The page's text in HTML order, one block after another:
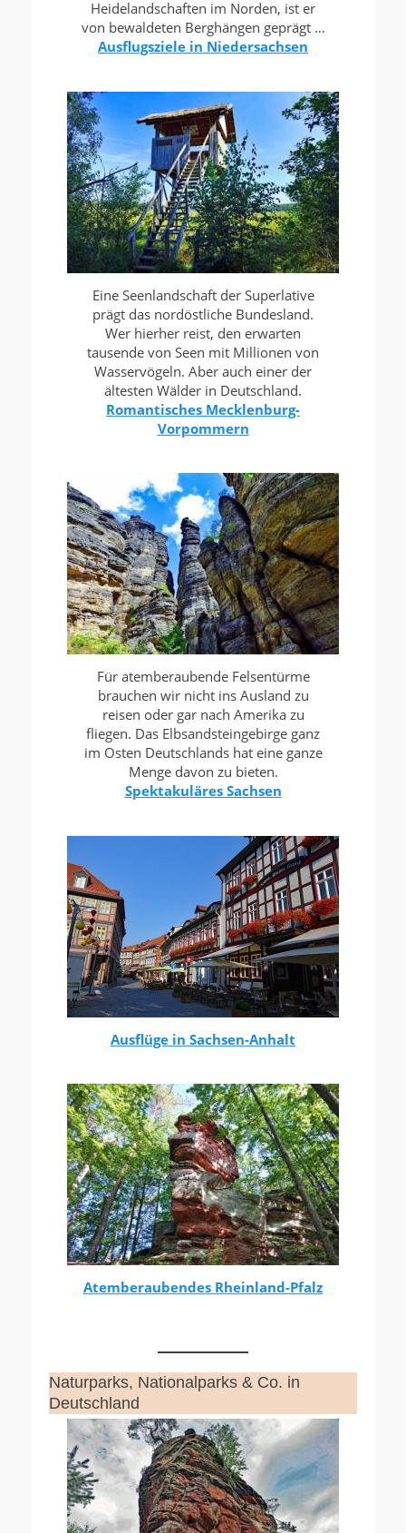
Heidelandschaften im Norden, ist er
von bewaldeten Berghängen geprägt …
Ausflugsziele in Niedersachsen
Eine Seenlandschaft der Superlative
prägt das nordöstliche Bundesland.
Wer hierher reist, den erwarten
tausende von Seen mit Millionen von
Wasservögeln. Aber auch einer der
ältesten Wälder in Deutschland.
Romantisches Mecklenburg-
Vorpommern
Für atemberaubende Felsentürme
brauchen wir nicht ins Ausland zu
reisen oder gar nach Amerika zu
fliegen. Das Elbsandsteingebirge ganz
im Osten Deutschlands hat eine ganze
Menge davon zu bieten.
Spektakuläres Sachsen
Ausflüge in Sachsen-Anhalt
Atemberaubendes Rheinland-Pfalz
Naturparks, Nationalparks & Co. in
Deutschland